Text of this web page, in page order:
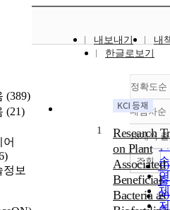
(389)
(21)
어
정보
내보내기
내
한글로보기
정확도순
순
순
내림차순
10개씩
조회
1
Research
on Plant
Associated
Beneficial
Bacteria as